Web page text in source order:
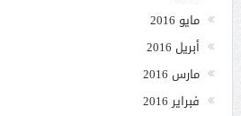
مايو 2016
أبريل 2016
مارس 2016
فبراير 2016